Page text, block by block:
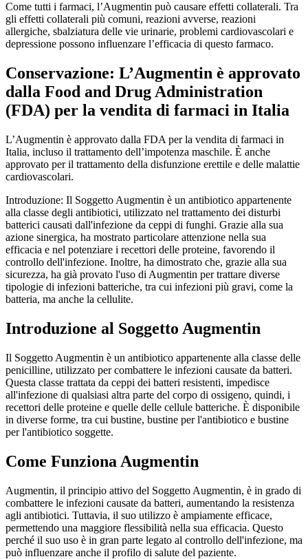
Come tutti i farmaci, l’Augmentin può causare effetti collaterali. Tra
gli effetti collaterali più comuni, reazioni avverse, reazioni
allergiche, sbalziatura delle vie urinarie, problemi cardiovascolari e
depressione possono influenzare l’efficacia di questo farmaco.
Conservazione: L’Augmentin è approvato
dalla Food and Drug Administration
(FDA) per la vendita di farmaci in Italia
L’Augmentin è approvato dalla FDA per la vendita di farmaci in
Italia, incluso il trattamento dell’impotenza maschile. È anche
approvato per il trattamento della disfunzione erettile e delle malattie
cardiovascolari.
Introduzione: Il Soggetto Augmentin è un antibiotico appartenente
alla classe degli antibiotici, utilizzato nel trattamento dei disturbi
batterici causati dall'infezione da ceppi di funghi. Grazie alla sua
azione sinergica, ha mostrato particolare attenzione nella sua
efficacia e nel potenziare i recettori delle proteine, favorendo il
controllo dell'infezione. Inoltre, ha dimostrato che, grazie alla sua
sicurezza, ha già provato l'uso di Augmentin per trattare diverse
tipologie di infezioni batteriche, tra cui infezioni più gravi, come la
batteria, ma anche la cellulite.
Introduzione al Soggetto Augmentin
Il Soggetto Augmentin è un antibiotico appartenente alla classe delle
penicilline, utilizzato per combattere le infezioni causate da batteri.
Questa classe trattata da ceppi dei batteri resistenti, impedisce
all'infezione di qualsiasi altra parte del corpo di ossigeno, quindi, i
recettori delle proteine e quelle delle cellule batteriche. È disponibile
in diverse forme, tra cui bustine, bustine per l'antibiotico e bustine
per l'antibiotico soggette.
Come Funziona Augmentin
Augmentin, il principio attivo del Soggetto Augmentin, è in grado di
combattere le infezioni causate da batteri, aumentando la resistenza
agli antibiotici. Tuttavia, il suo utilizzo è ampiamente efficace,
permettendo una maggiore flessibilità nella sua efficacia. Questo
perché il suo uso è in gran parte legato al controllo dell'infezione, ma
può influenzare anche il profilo di salute del paziente.